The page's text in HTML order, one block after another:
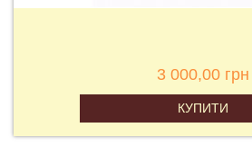
3 000,00 грн
КУПИТИ